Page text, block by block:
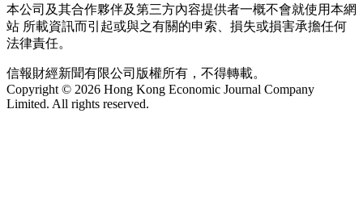
本公司及其合作夥伴及第三方內容提供者一概不會就使用本網
站 所載資訊而引起或與之有關的申索、損失或損害承擔任何
法律責任。
信報財經新聞有限公司版權所有，不得轉載。
Copyright © 2026 Hong Kong Economic Journal Company
Limited. All rights reserved.